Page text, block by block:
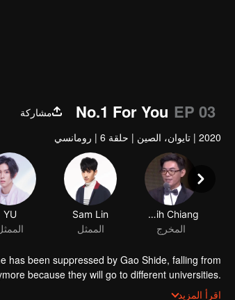
No.1 For You EP 03
مشاركة
2020
| تايوان، الصين | حلقة 6 | رومانسي
Jui-Chih Chiang
المخرج
Sam Lin
الممثل
YU
has been suppressed by Gao Shide, falling from
because they will go to different universities.
by his favorite swimming club. Not only he fails to
اقرأ المزيد